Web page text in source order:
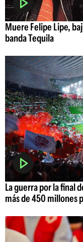
Muere Felipe Lipe,
banda Tequila
La guerra por la final
más de 450 millones